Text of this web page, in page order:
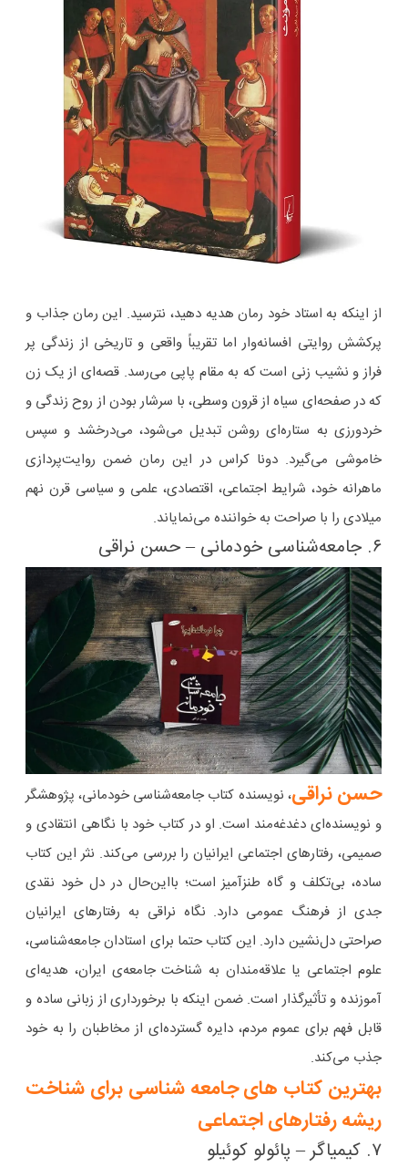
از اینکه به استاد خود رمان هدیه دهید، نترسید. این رمان جذاب و
پرکشش روایتی افسانه‌وار اما تقریباً واقعی و تاریخی از زندگی پر
فراز و نشیب زنی است که به مقام پاپی می‌رسد. قصه‌ای از یک زن
که در صفحه‌ای سیاه از قرون وسطی، با سرشار بودن از روح زندگی و
خردورزی به ستاره‌ای روشن تبدیل می‌شود، می‌درخشد و سپس
خاموشی می‌گیرد. دونا کراس در این رمان ضمن روایت‌پردازی
ماهرانه خود، شرایط اجتماعی، اقتصادی، علمی و سیاسی قرن نهم
میلادی را با صراحت به خواننده می‌نمایاند.
۶. جامعه‌شناسی خودمانی – حسن نراقی
حسن نراقی، نویسنده کتاب جامعه‌شناسی خودمانی، پژوهشگر
و نویسنده‌ای دغدغه‌مند است. او در کتاب خود با نگاهی انتقادی و
صمیمی، رفتارهای اجتماعی ایرانیان را بررسی می‌کند. نثر این کتاب
ساده، بی‌تکلف و گاه طنزآمیز است؛ با‌این‌حال در دل خود نقدی
جدی از فرهنگ عمومی دارد. نگاه نراقی به رفتارهای ایرانیان
صراحتی دل‌نشین دارد. این کتاب حتما برای استادان جامعه‌شناسی،
علوم اجتماعی یا علاقه‌مندان به شناخت جامعه‌ی ایران، هدیه‌ای
آموزنده و تأثیرگذار است. ضمن اینکه با برخورداری از زبانی ساده و
قابل فهم برای عموم مردم، دایره گسترده‌ای از مخاطبان را به خود
جذب می‌کند.
بهترین کتاب های جامعه شناسی برای شناخت
ریشه رفتارهای اجتماعی
۷. کیمیاگر – پائولو کوئیلو